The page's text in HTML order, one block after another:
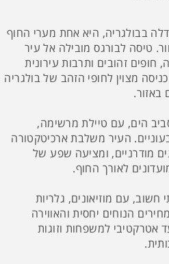
בבולגריה, היא אחת מערי החוף
טיסה לבורגס מובילה אל עיר
זהובים ותרבות עירונית
מצוין לחופי הזהב של בולגריה
באזור.
הים, עם טיילת מרשימה,
העיר משלבת ארכיטקטורה
מודרניים, ומציעה שפע של
לאורך החוף.
חשוב, עם מוזיאונים, גלריות
הנוחים יחסית והאווירה
אטרקטיבי למשפחות וזוגות